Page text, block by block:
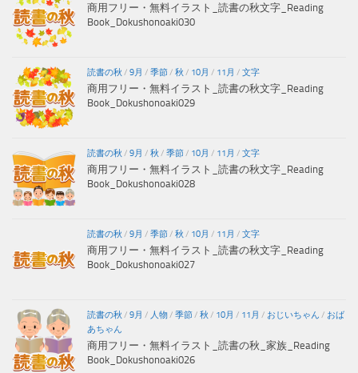
商用フリー・無料イラスト_読書の秋文字_Reading
Book_Dokushonoaki030
読書の秋 / 9月 / 季節/ 秋 / 10月 / 11月 / 文字
商用フリー・無料イラスト_読書の秋文字_Reading
Book_Dokushonoaki029
読書の秋 / 9月 / 秋 / 季節/ 10月 / 11月 / 文字
商用フリー・無料イラスト_読書の秋文字_Reading
Book_Dokushonoaki028
読書の秋 / 9月 / 季節/ 秋 / 10月 / 11月 / 文字
商用フリー・無料イラスト_読書の秋文字_Reading
Book_Dokushonoaki027
読書の秋 / 9月 / 人物/ 季節/ 秋 / 10月 / 11月 / おじいちゃん / おば
あちゃん
商用フリー・無料イラスト_読書の秋_家族_Reading
Book_Dokushonoaki026